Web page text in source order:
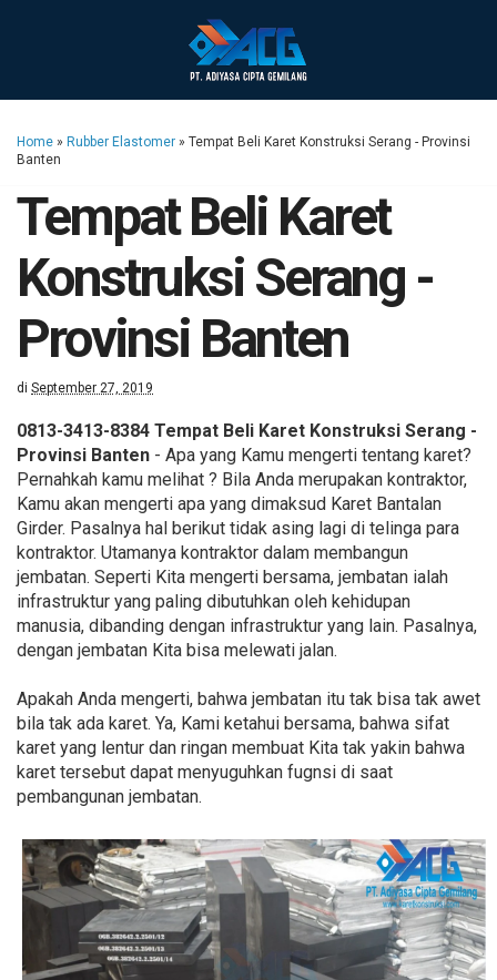
Home » Rubber Elastomer » Tempat Beli Karet Konstruksi Serang - Provinsi
Banten
Tempat Beli Karet
Konstruksi Serang -
Provinsi Banten
di September 27, 2019
0813-3413-8384 Tempat Beli Karet Konstruksi Serang -
Provinsi Banten - Apa yang Kamu mengerti tentang karet?
Pernahkah kamu melihat ? Bila Anda merupakan kontraktor,
Kamu akan mengerti apa yang dimaksud Karet Bantalan
Girder. Pasalnya hal berikut tidak asing lagi di telinga para
kontraktor. Utamanya kontraktor dalam membangun
jembatan. Seperti Kita mengerti bersama, jembatan ialah
infrastruktur yang paling dibutuhkan oleh kehidupan
manusia, dibanding dengan infrastruktur yang lain. Pasalnya,
dengan jembatan Kita bisa melewati jalan.
Apakah Anda mengerti, bahwa jembatan itu tak bisa tak awet
bila tak ada karet. Ya, Kami ketahui bersama, bahwa sifat
karet yang lentur dan ringan membuat Kita tak yakin bahwa
karet tersebut dapat menyuguhkan fugnsi di saat
pembangunan jembatan.